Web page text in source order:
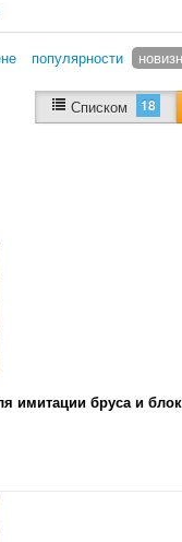
популярности
Списком 18
имитации бруса и